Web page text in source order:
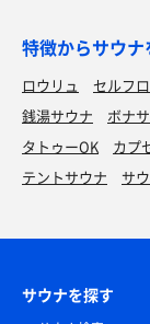
特徴からサウナ
ロウリュ セルフ
銭湯サウナ
ボナ
タトゥーOK
カプ
テントサウナ
サ
サウナを探す